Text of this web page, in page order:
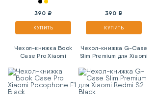
390 ₽
КУПИТЬ
390 ₽
КУПИТЬ
Чехол-книжка Book
Case Pro Xiaomi
Чехол-книжка G-Case
Slim Premium для Xiaomi